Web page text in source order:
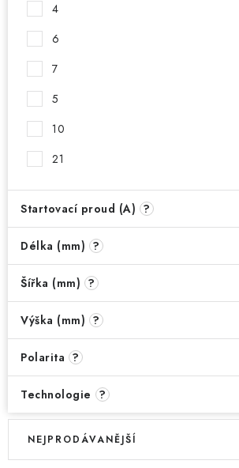
ZPĚTNÝ ODBĚR ELEKTROZAŘÍZENÍ A BATERIÍ
4
6
7
5
10
21
Startovací proud (A) ?
Délka (mm) ?
Šířka (mm) ?
Výška (mm) ?
Polarita ?
Technologie ?
V
Ř
NEJPRODÁVANĚJŠÍ